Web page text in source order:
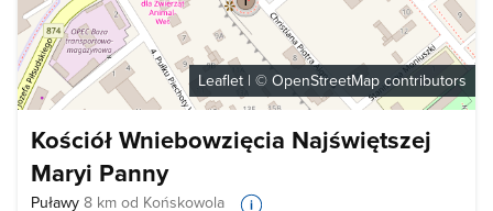
Leaflet | © OpenStreetMap contributors
Kościół Wniebowzięcia Najświętszej
Maryi Panny
Puławy 8 km od Końskowola